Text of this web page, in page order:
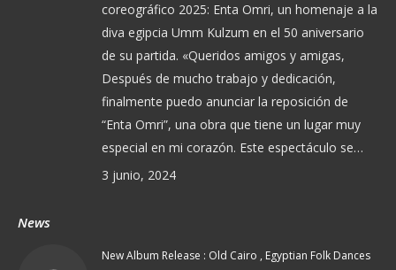
coreográfico 2025: Enta Omri, un homenaje a la
diva egipcia Umm Kulzum en el 50 aniversario
de su partida. «Queridos amigos y amigas,
Después de mucho trabajo y dedicación,
finalmente puedo anunciar la reposición de
“Enta Omri”, una obra que tiene un lugar muy
especial en mi corazón. Este espectáculo se…
3 junio, 2024
News
New Album Release : Old Cairo , Egyptian Folk Dances